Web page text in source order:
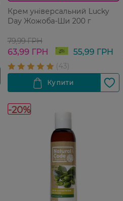
Крем універсальний Lucky
Day Жожоба-Ши 200 г
79,99 ГРН
63,99 ГРН 55,99 ГРН
-20%